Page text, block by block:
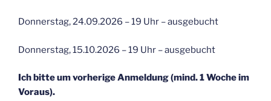
Donnerstag, 24.09.2026 – 19 Uhr – ausgebucht
Donnerstag, 15.10.2026 – 19 Uhr – ausgebucht
Ich bitte um vorherige Anmeldung (mind. 1 Woche im
Voraus).